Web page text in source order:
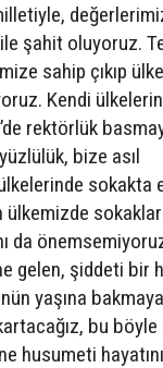
şahit oluyoruz.
sahip çıkıp
Kendi
rektörlük
bize asıl
sokakta
ülkemizde
da
gelen, şiddeti bir
yaşına
bu
husumeti